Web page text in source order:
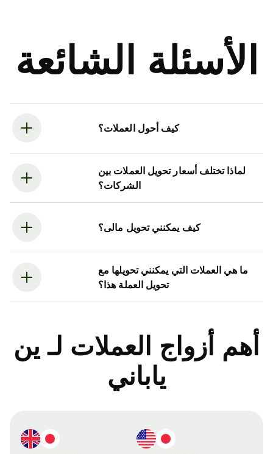
الأسئلة الشائعة
كيف أحول العملات؟
لماذا تختلف أسعار تحويل العملات بين
الشركات؟
كيف يمكنني تحويل مالى؟
ما هي العملات التي يمكنني تحويلها مع
تحويل العملة هذا؟
أهم أزواج العملات لـ ين
ياباني